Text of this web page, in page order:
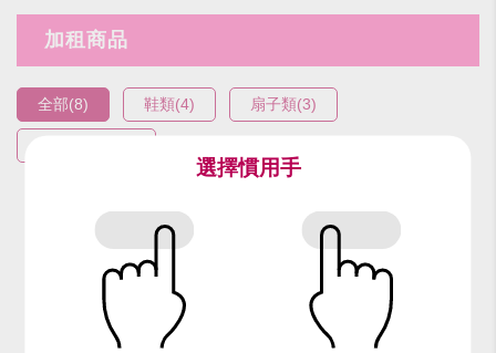
加租商品
全部(8) 鞋類(4) 扇子類(3)
選擇慣用手